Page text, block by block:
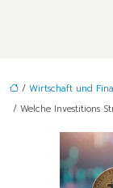
/ Wirtschaft und
/ Welche Investitions